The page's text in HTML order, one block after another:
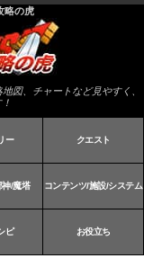
略の虎
図、チャートなど見やすく、
ー クエスト
神/魔塔 コンテンツ/施設/システム
ピ お役立ち